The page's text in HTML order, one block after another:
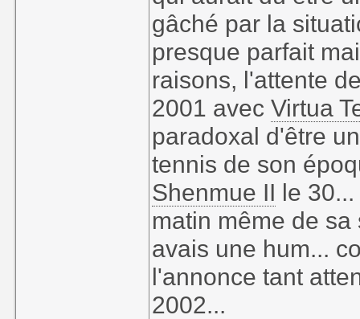
gâché par la
presque parfait
raisons, l'attente
2001 avecVirtua
paradoxal d'être
tennis de son
Shenmue II le
matin même de
avais une hum...
l'annonce tant
2002...